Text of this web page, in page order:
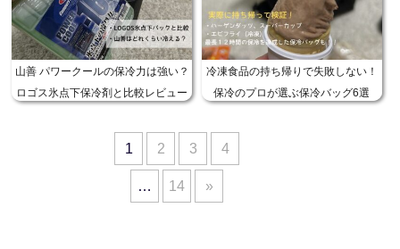
山善 パワークールの保冷力は強い？
ロゴス氷点下保冷剤と比較レビュー
冷凍食品の持ち帰りで失敗しない！
保冷のプロが選ぶ保冷バッグ6選
1 2 3 4
… 14 »